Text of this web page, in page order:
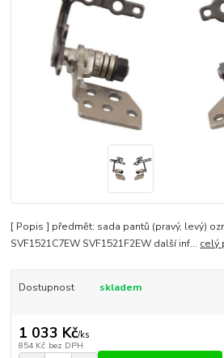
[ Popis ] předmět: sada pantů (pravý, levý)
SVF1521C7EW SVF1521F2EW další inf... celý
Dostupnost skladem
1 033 Kč/ks
854 Kč bez DPH